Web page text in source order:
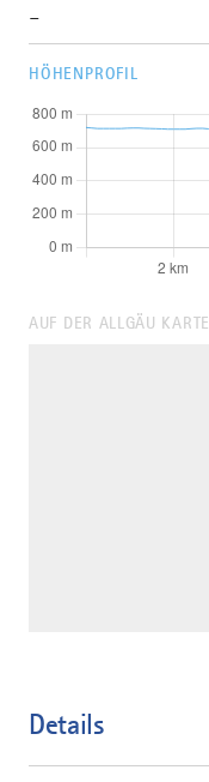
-
HÖHENPROFIL
AUF DER ALLGÄU KARTE
Details